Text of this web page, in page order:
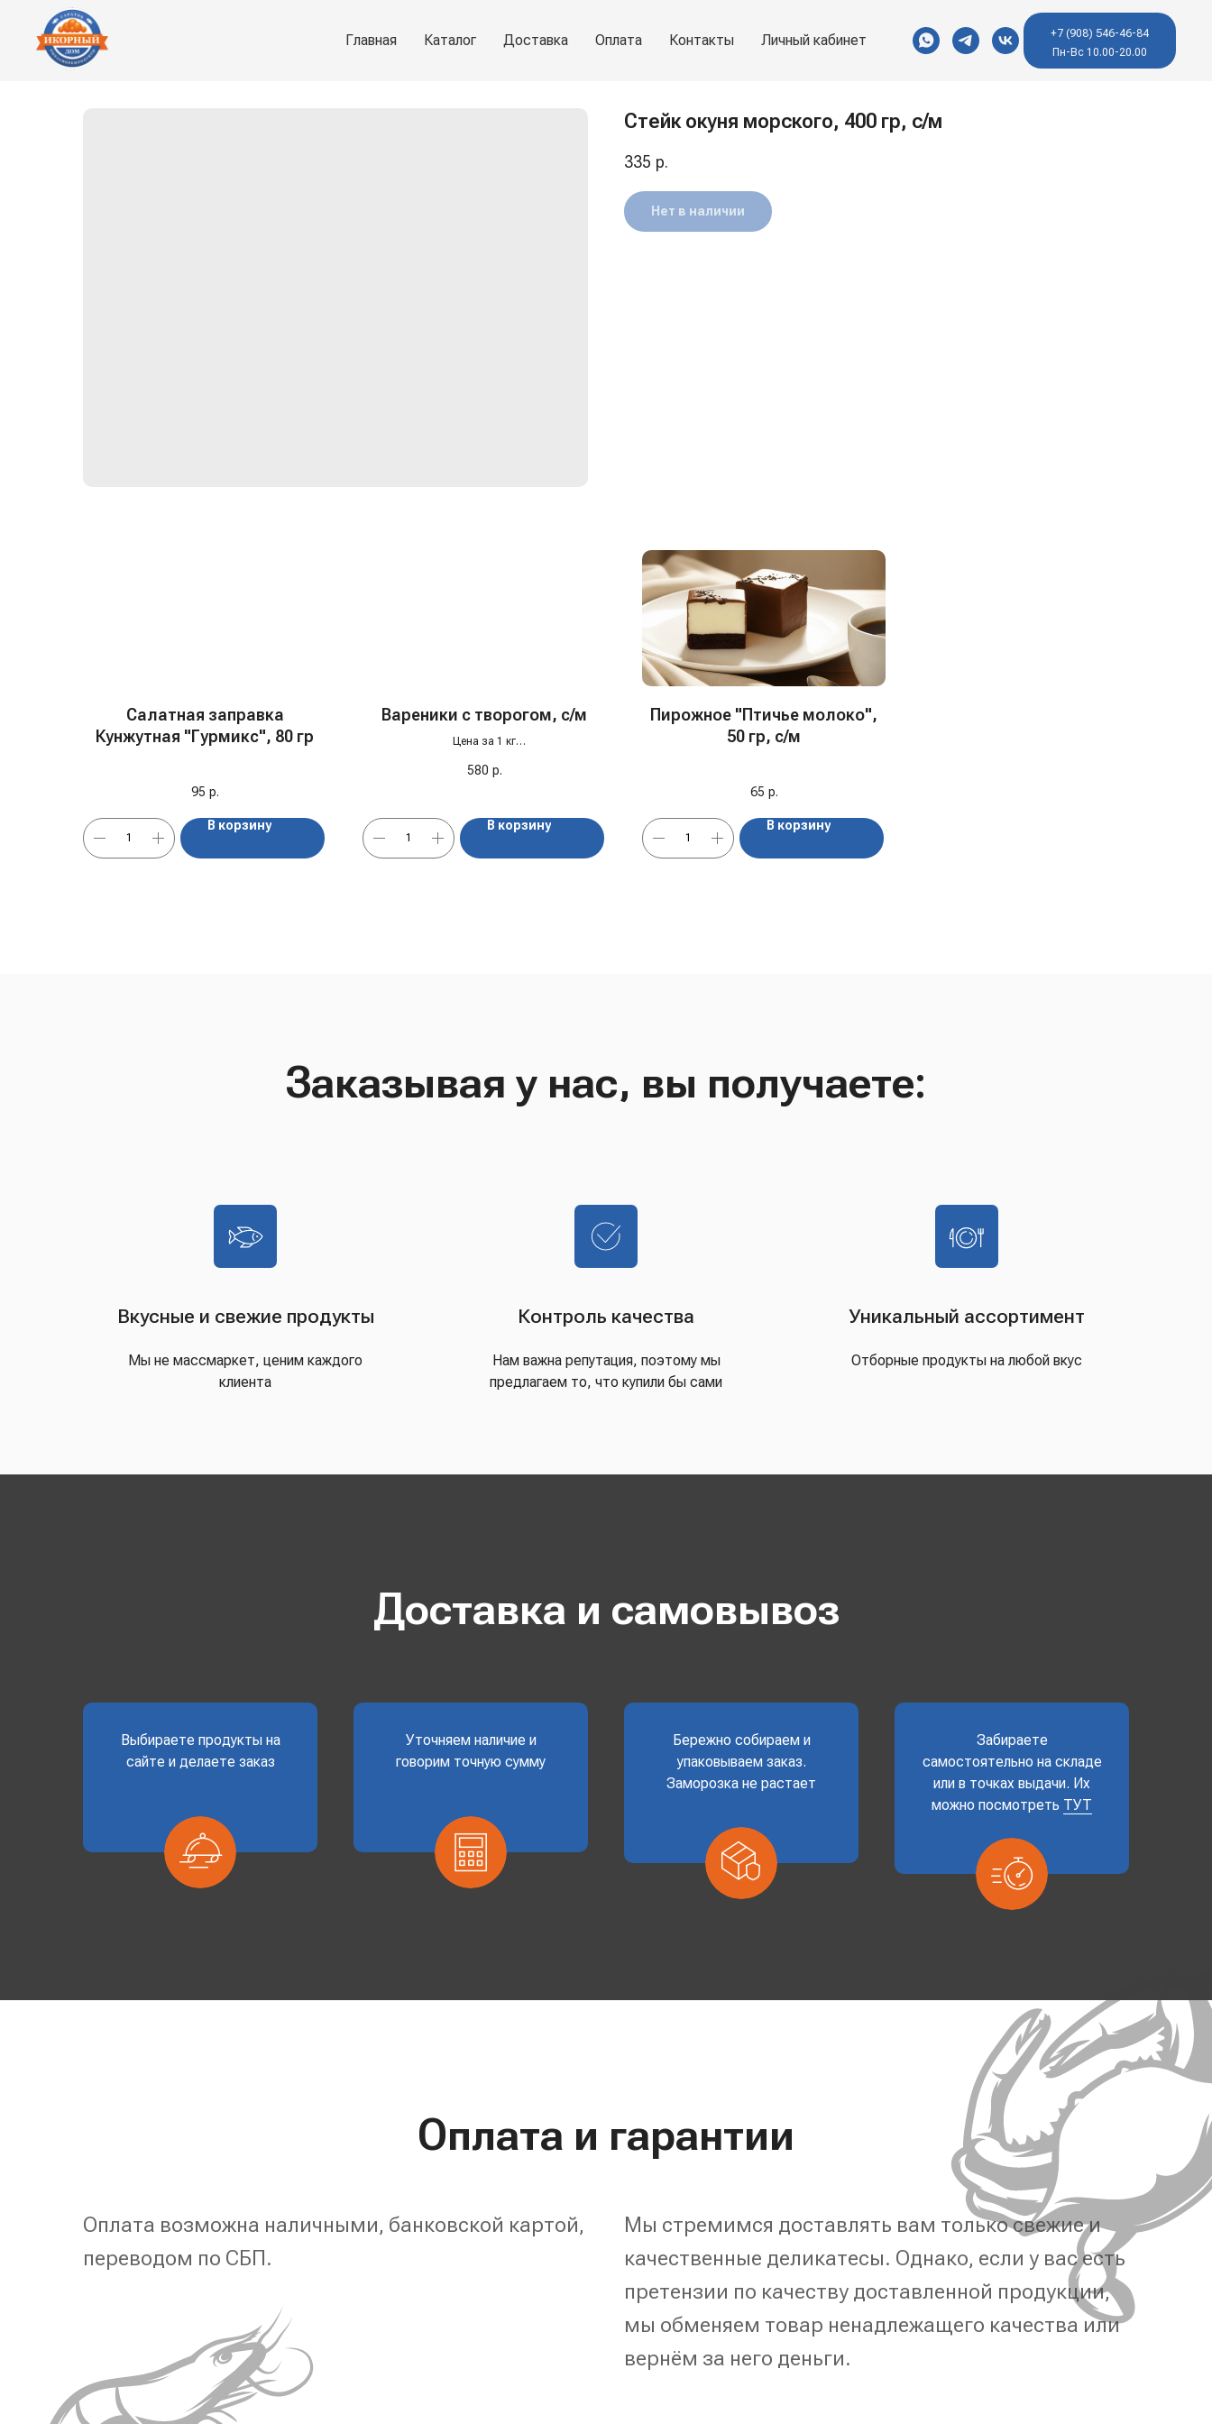
Главная Каталог Доставка Оплата Контакты Личный кабинет
+7 (908) 546-46-84
Пн-Вс 10.00-20.00
Стейк окуня морского, 400 гр, с/м
335 р.
Нет в наличии
Салатная заправка
Кунжутная "Гурмикс", 80 гр
95 р.
В корзину
Вареники с творогом, с/м
Цена за 1 кг
вареники с творогом готовятся только из
творога. В составе — настоящий свежий
творог и мягкое тесто, приготовленное по
классическому рецепту.
580 р.
В корзину
Пирожное "Птичье молоко",
50 гр, с/м
65 р.
В корзину
Заказывая у нас, вы получаете:
Вкусные и свежие продукты
Мы не массмаркет, ценим каждого
клиента
Контроль качества
Нам важна репутация, поэтому мы
предлагаем то, что купили бы сами
Уникальный ассортимент
Отборные продукты на любой вкус
Доставка и самовывоз
Выбираете продукты на
сайте и делаете заказ
Уточняем наличие и
говорим точную сумму
Бережно собираем и
упаковываем заказ.
Заморозка не растает
Забираете
самостоятельно на складе
или в точках выдачи. Их
можно посмотреть ТУТ
Оплата и гарантии
Оплата возможна наличными, банковской картой,
переводом по СБП.
Мы стремимся доставлять вам только свежие и
качественные деликатесы. Однако, если у вас есть
претензии по качеству доставленной продукции,
мы обменяем товар ненадлежащего качества или
вернём за него деньги.